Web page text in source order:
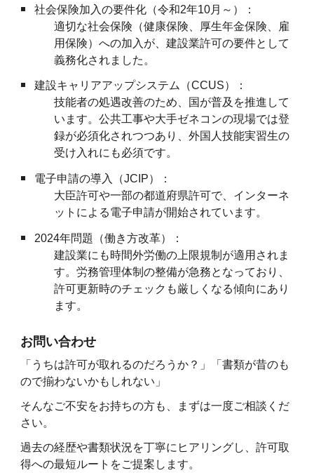
社会保険加入の要件化（令和2年10月～）：
適切な社会保険（健康保険、厚生年金保険、雇
用保険）への加入が、建設業許可の要件として
義務化されました。
建設キャリアアップシステム（CCUS）：
技能者の処遇改善のため、国が普及を推進して
います。公共工事や大手ゼネコンの現場では登
録が必須化されつつあり、外国人技能実習生の
受け入れにも必須です。
電子申請の導入（JCIP）：
大臣許可や一部の都道府県許可で、インターネ
ットによる電子申請が開始されています。
2024年問題（働き方改革）：
建設業にも時間外労働の上限規制が適用されま
す。労務管理体制の整備が急務となっており、
許可更新時のチェックも厳しくなる傾向にあり
ます。
お問い合わせ
「うちは許可が取れるのだろうか？」「書類が昔のも
ので揃わないかもしれない」
そんなご不安をお持ちの方も、まずは一度ご相談くだ
さい。
過去の経歴や書類状況を丁寧にヒアリングし、許可取
得への最短ルートをご提案します。